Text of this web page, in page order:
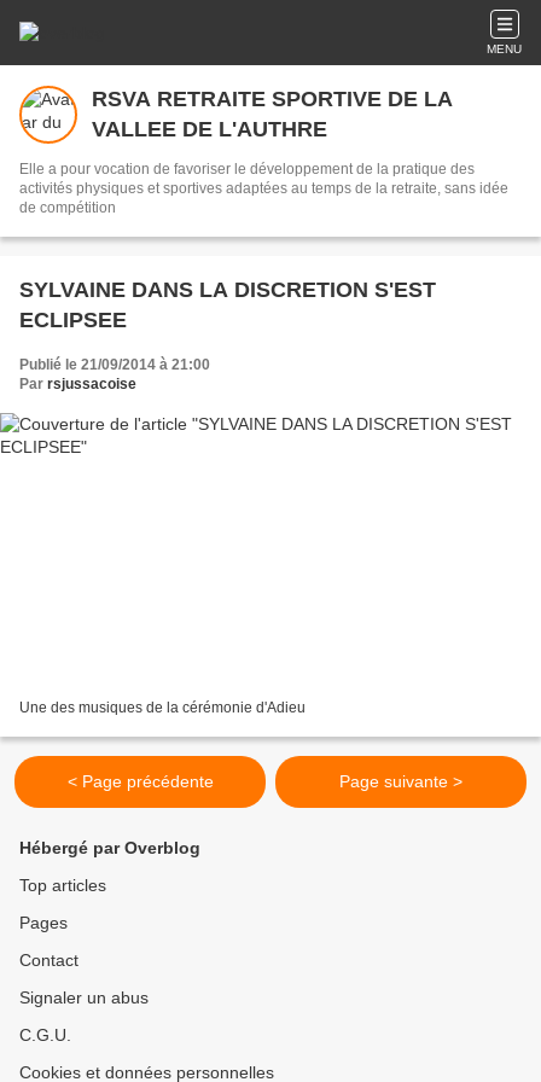
MENU
RSVA RETRAITE SPORTIVE DE LA
VALLEE DE L'AUTHRE
Elle a pour vocation de favoriser le développement de la pratique des
activités physiques et sportives adaptées au temps de la retraite, sans idée
de compétition
SYLVAINE DANS LA DISCRETION S'EST
ECLIPSEE
Publié le 21/09/2014 à 21:00
Par rsjussacoise
Une des musiques de la cérémonie d'Adieu
< Page précédente Page suivante >
Hébergé par Overblog
Top articles
Pages
Contact
Signaler un abus
C.G.U.
Cookies et données personnelles